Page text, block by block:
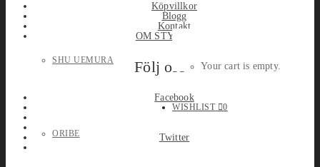
SHU UEMURA
ORIBE
Your cart is empty.
WISHLIST 0
Köpvillkor
Blogg
Kontakt
OM STYLEPORT
Följ oss
Facebook
Twitter